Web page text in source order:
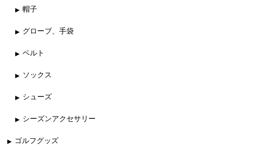
帽子
グローブ、手袋
ベルト
ソックス
シューズ
シーズンアクセサリー
ゴルフグッズ